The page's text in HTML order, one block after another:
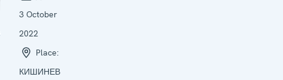
3 October
2022
Place:
КИШИНЕВ